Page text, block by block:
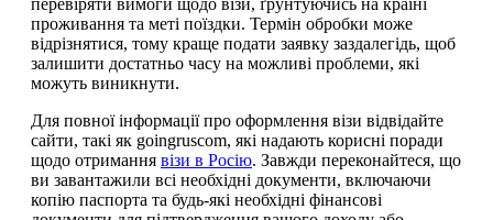
проживання та меті поїздки. Термін обробки може
відрізнятися, тому краще подати заявку заздалегідь, щоб
залишити достатньо часу на можливі проблеми, які
можуть виникнути.
Для повної інформації про оформлення візи відвідайте
сайти, такі як goingruscom, які надають корисні поради
щодо отримання візи в Росію. Завжди переконайтеся, що
ви завантажили всі необхідні документи, включаючи
копію паспорта та будь-які необхідні фінансові